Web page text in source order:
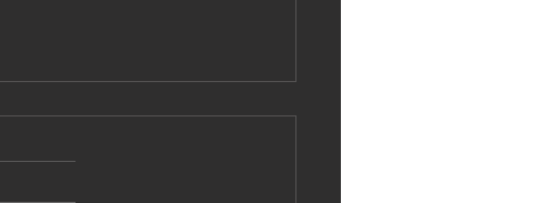
2025年1月会報掲載のお知ら